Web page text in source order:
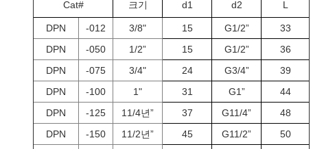
Cat# 크기 d1 d2 L
DPN -012 3/8" 15 G1/2”
33
DPN
-050 1/2” 15 G1/2”
36
DPN
-075 3/4" 24 G3/4”
39
DPN
-100 1" 31 G1”
44
DPN
-125 11/4년” 37 G11/4”
48
DPN
-150 11/2년” 45 G11/2”
50